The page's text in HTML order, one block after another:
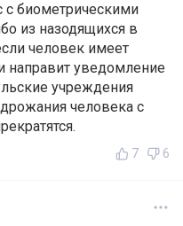
с биометрическими
из назодящихся в
человек имеет
направит уведомление
учреждения
человека с
7 6